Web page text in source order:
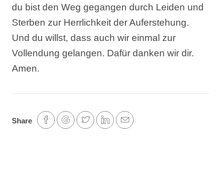
du bist den Weg gegangen durch Leiden und
Sterben zur Herrlichkeit der Auferstehung.
Und du willst, dass auch wir einmal zur
Vollendung gelangen. Dafür danken wir dir.
Amen.
Share